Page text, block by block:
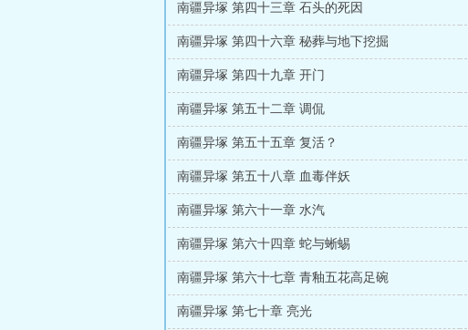
南疆异塚 第四十三章 石头的死因
南疆异塚 第四十六章 秘葬与地下挖掘
南疆异塚 第四十九章 开门
南疆异塚 第五十二章 调侃
南疆异塚 第五十五章 复活？
南疆异塚 第五十八章 血毒伴妖
南疆异塚 第六十一章 水汽
南疆异塚 第六十四章 蛇与蜥蜴
南疆异塚 第六十七章 青釉五花高足碗
南疆异塚 第七十章 亮光